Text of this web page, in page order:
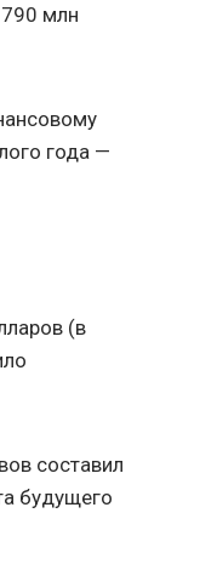
млн
года —
(в
составил
будущего